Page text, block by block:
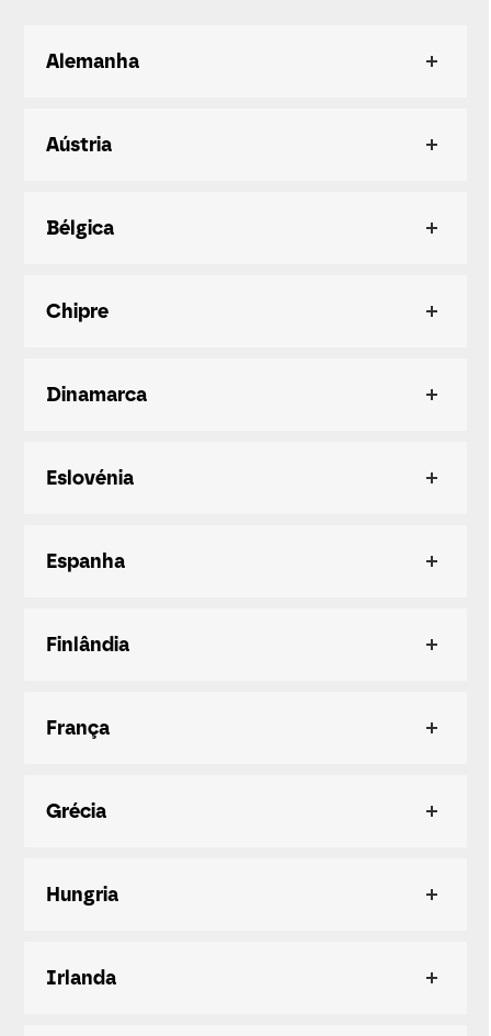
Alemanha
Aústria
Bélgica
Chipre
Dinamarca
Eslovénia
Espanha
Finlândia
França
Grécia
Hungria
Irlanda